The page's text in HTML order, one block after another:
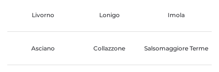
Livorno Lonigo Imola
Asciano Collazzone Salsomaggiore Terme